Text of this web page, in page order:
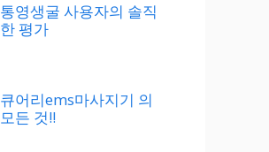
통영생굴 사용자의 솔직
한 평가
큐어리ems마사지기 의
모든 것!!